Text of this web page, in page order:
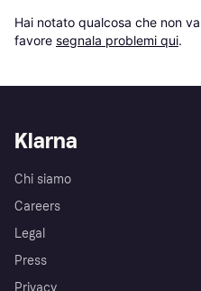
Hai notato qualcosa che non
favore segnala problemi qui.
Klarna
Chi siamo
Careers
Legal
Press
Privacy